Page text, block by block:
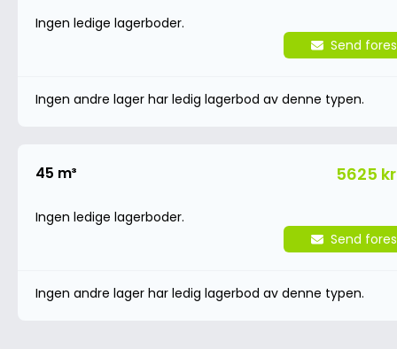
Ingen ledige lagerboder.
Send
Ingen andre lager har ledig lagerbod av denne typen.
45 m³ 5625 kr
Ingen ledige lagerboder.
Send
Ingen andre lager har ledig lagerbod av denne typen.